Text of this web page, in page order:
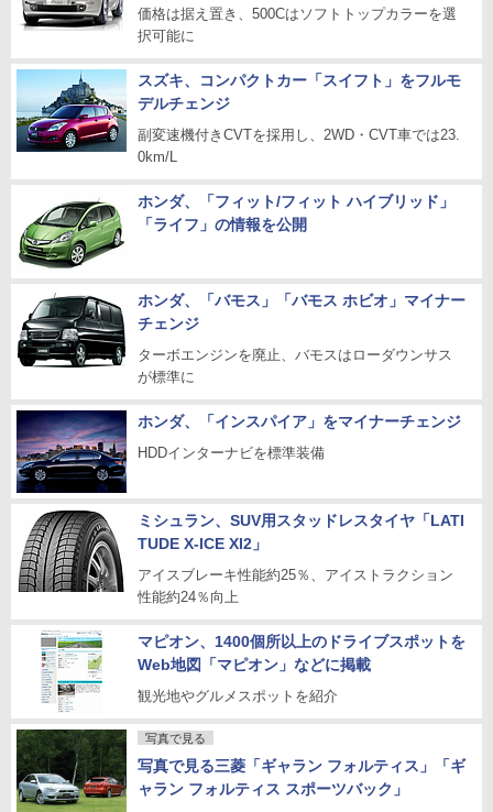
価格は据え置き、500Cはソフトトップカラーを選
択可能に
スズキ、コンパクトカー「スイフト」をフルモ
デルチェンジ
副変速機付きCVTを採用し、2WD・CVT車では23.
0km/L
ホンダ、「フィット/フィット ハイブリッド」
「ライフ」の情報を公開
ホンダ、「バモス」「バモス ホビオ」マイナー
チェンジ
ターボエンジンを廃止、バモスはローダウンサス
が標準に
ホンダ、「インスパイア」をマイナーチェンジ
HDDインターナビを標準装備
ミシュラン、SUV用スタッドレスタイヤ「LATI
TUDE X-ICE XI2」
アイスブレーキ性能約25％、アイストラクション
性能約24％向上
マピオン、1400個所以上のドライブスポットを
Web地図「マピオン」などに掲載
観光地やグルメスポットを紹介
写真で見る
写真で見る三菱「ギャラン フォルティス」「ギ
ャラン フォルティス スポーツバック」